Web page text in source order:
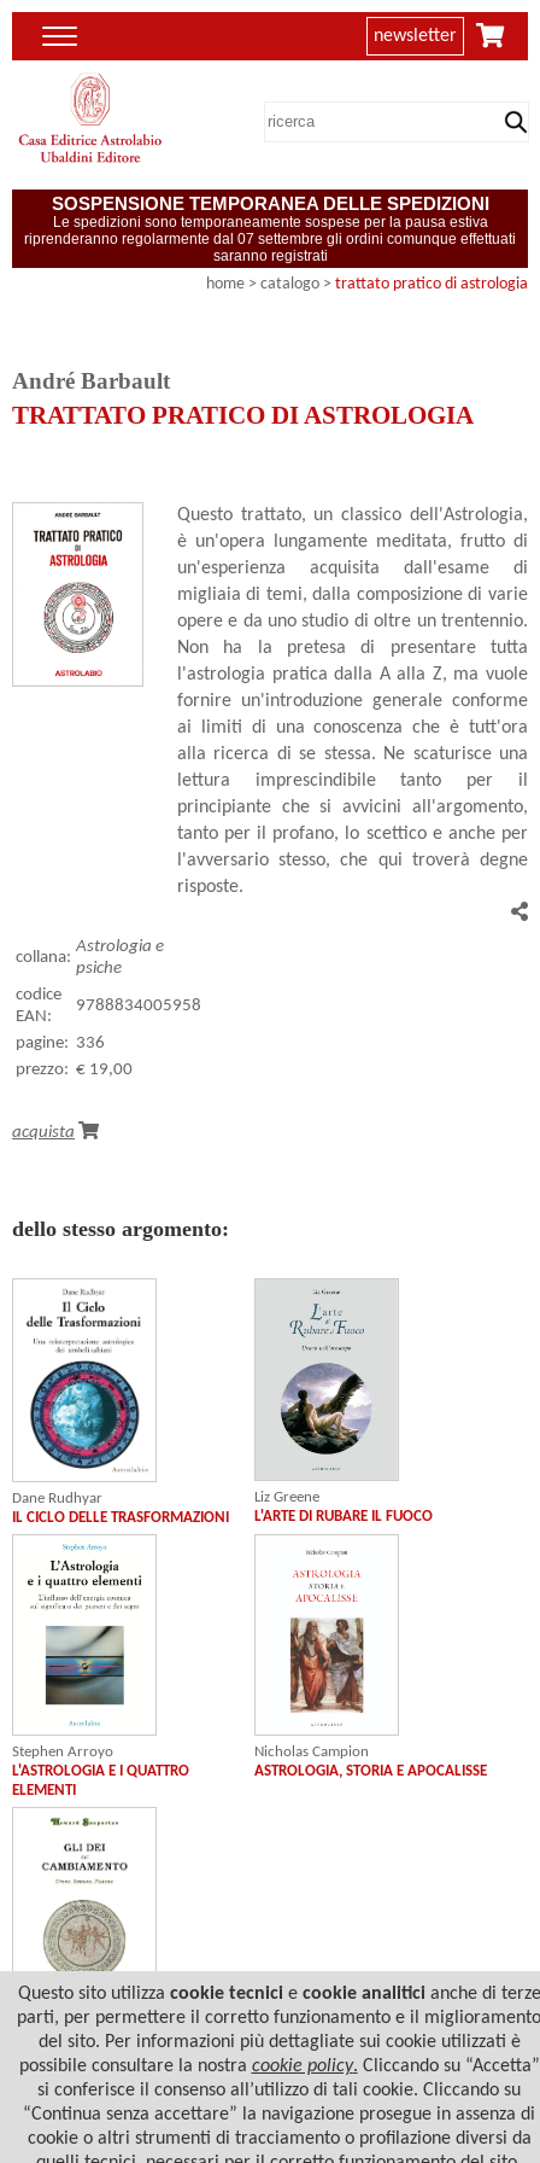
newsletter
SOSPENSIONE TEMPORANEA DELLE SPEDIZIONI
Le spedizioni sono temporaneamente sospese per la pausa estiva
riprenderanno regolarmente dal 07 settembre gli ordini comunque effettuati
saranno registrati
home > catalogo > trattato pratico di astrologia
André Barbault
TRATTATO PRATICO DI ASTROLOGIA
Questo trattato, un classico dell'Astrologia,
è un'opera lungamente meditata, frutto di
un'esperienza acquisita dall'esame di
migliaia di temi, dalla composizione di varie
opere e da uno studio di oltre un trentennio.
Non ha la pretesa di presentare tutta
l'astrologia pratica dalla A alla Z, ma vuole
fornire un'introduzione generale conforme
ai limiti di una conoscenza che è tutt'ora
alla ricerca di se stessa. Ne scaturisce una
lettura imprescindibile tanto per il
principiante che si avvicini all'argomento,
tanto per il profano, lo scettico e anche per
l'avversario stesso, che qui troverà degne
risposte.
collana:
Astrologia e
psiche
codice
EAN:
9788834005958
pagine: 336
prezzo: € 19,00
acquista
dello stesso argomento:
Dane Rudhyar
IL CICLO DELLE TRASFORMAZIONI
Liz Greene
L'ARTE DI RUBARE IL FUOCO
Stephen Arroyo
L'ASTROLOGIA E I QUATTRO
ELEMENTI
Nicholas Campion
ASTROLOGIA, STORIA E APOCALISSE
Howard Sasportas
GLI DEI DEL CAMBIAMENTO
Questo sito utilizza cookie tecnicie cookie analiticianche di terze
parti, per permettere il corretto funzionamento e il miglioramento
del sito. Per informazioni più dettagliate sui cookie utilizzati è
possibile consultare la nostra cookie policy. Cliccando su “Accetta”
si conferisce il consenso all’utilizzo di tali cookie. Cliccando su
“Continua senza accettare” la navigazione prosegue in assenza di
cookie o altri strumenti di tracciamento o profilazione diversi da